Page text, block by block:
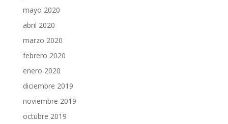
mayo 2020
abril 2020
marzo 2020
febrero 2020
enero 2020
diciembre 2019
noviembre 2019
octubre 2019